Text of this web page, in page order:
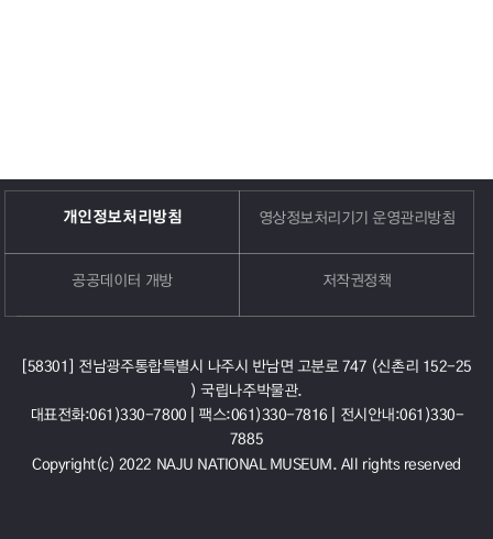
개인정보처리방침 영상정보처리기기 운영관리방침
공공데이터 개방 저작권정책
[58301] 전남광주통합특별시 나주시 반남면 고분로 747 (신촌리 152-25
) 국립나주박물관.
대표전화:061)330-7800 | 팩스:061)330-7816 | 전시안내:061)330-
7885
Copyright(c) 2022 NAJU NATIONAL MUSEUM. All rights reserved